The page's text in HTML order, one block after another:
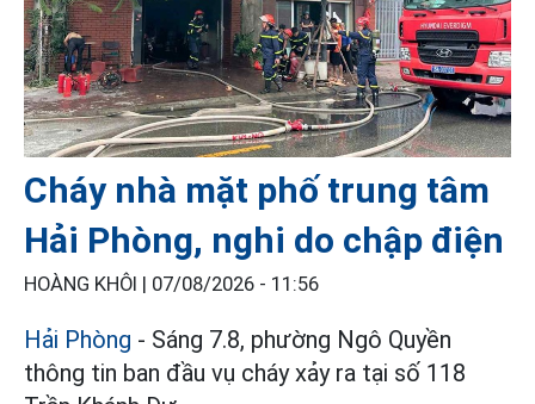
Cháy nhà mặt phố trung tâm
Hải Phòng, nghi do chập điện
HOÀNG KHÔI | 07/08/2026 - 11:56
Hải Phòng - Sáng 7.8, phường Ngô Quyền
thông tin ban đầu vụ cháy xảy ra tại số 118